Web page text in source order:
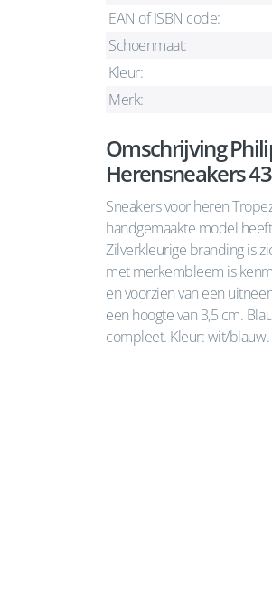
EAN of ISBN code:
Schoenmaat:
Kleur:
Merk:
Omschrijving
Herensneakers
Sneakers voor heren
handgemaakte model
Zilverkleurige branding is
met merkembleem is
en voorzien van een
een hoogte van 3,5 cm.
compleet. Kleur: wit/blauw.